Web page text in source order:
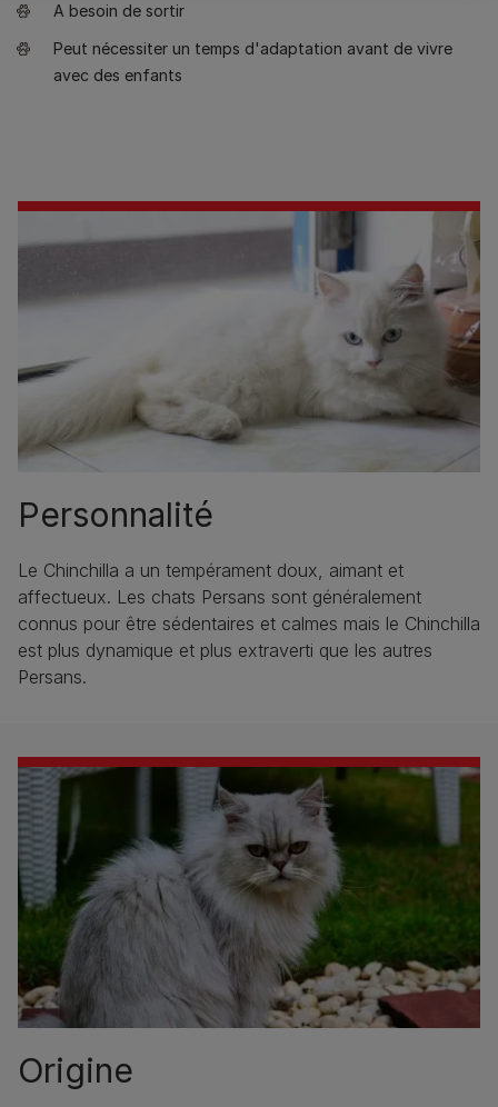
A besoin de sortir
Peut nécessiter un temps d'adaptation avant de vivre
avec des enfants
Personnalité
Le Chinchilla a un tempérament doux, aimant et
affectueux. Les chats Persans sont généralement
connus pour être sédentaires et calmes mais le Chinchilla
est plus dynamique et plus extraverti que les autres
Persans.
Origine